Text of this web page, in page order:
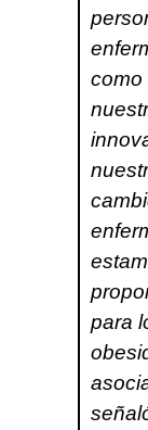
como
para